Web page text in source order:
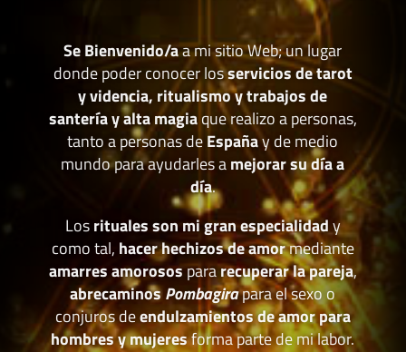
Se Bienvenido/aa mi sitio Web; un lugar
donde poder conocer losservicios de tarot
y videncia, ritualismo y trabajos de
santería y alta magiaque realizo a personas,
tanto a personas deEspañay de medio
mundo para ayudarles amejorar su día a
día.
Losrituales son mi gran especialidady
como tal, hacer hechizos de amormediante
amarres amorosospararecuperar la pareja,
abrecaminosPombagirapara el sexo o
conjuros deendulzamientos de amor para
hombres y mujeresforma parte de mi labor.